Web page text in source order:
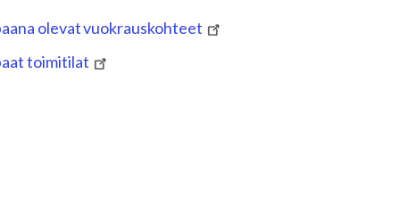
olevat vuokrauskohteet
toimitilat